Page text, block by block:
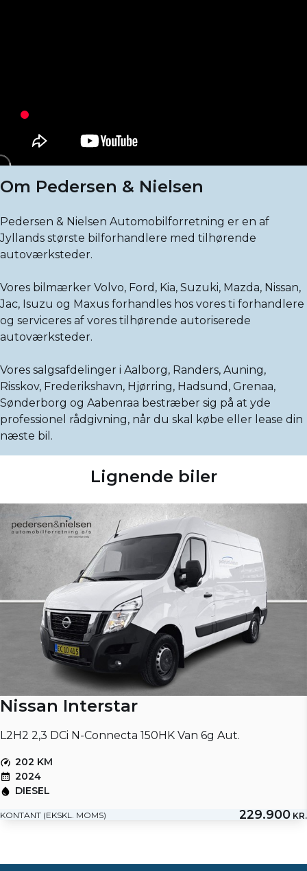
Om Pedersen & Nielsen
Pedersen & Nielsen Automobilforretning er en af
Jyllands største bilforhandlere med tilhørende
autoværksteder.
Vores bilmærker Volvo, Ford, Kia, Suzuki, Mazda, Nissan,
Jac, Isuzu og Maxus forhandles hos vores ti forhandlere
og serviceres af vores tilhørende autoriserede
autoværksteder.
Vores salgsafdelinger i Aalborg, Randers, Auning,
Risskov, Frederikshavn, Hjørring, Hadsund, Grenaa,
Sønderborg og Aabenraa bestræber sig på at yde
professionel rådgivning, når du skal købe eller lease din
næste bil.
Lignende biler
Nissan Interstar
L2H2 2,3 DCi N-Connecta 150HK Van 6g Aut.
202 KM
2024
DIESEL
KONTANT (EKSKL. MOMS) 229.900 KR.